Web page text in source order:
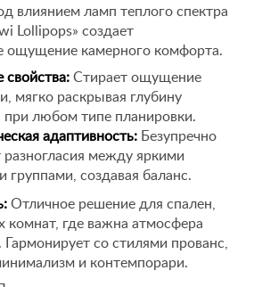
влиянием ламп теплого спектра
Lollipops» создает
ощущение камерного комфорта.
свойства: Стирает ощущение
мягко раскрывая глубину
любом типе планировки.
адаптивность: Безупречно
разногласия между яркими
группами, создавая баланс.
Отличное решение для спален,
комнат, где важна атмосфера
со стилями прованс,
и контемпорари.